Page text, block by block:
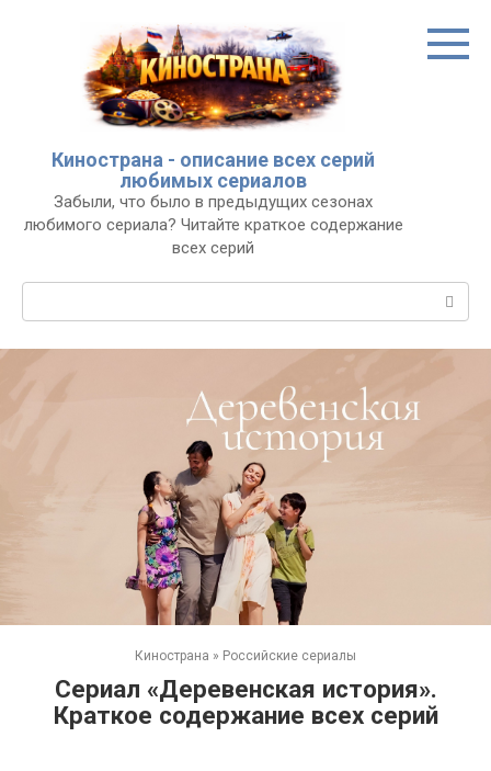
Кинострана - описание всех серий
любимых сериалов
Забыли, что было в предыдущих сезонах
любимого сериала? Читайте краткое содержание
всех серий
Кинострана » Российские сериалы
Сериал «Деревенская история».
Краткое содержание всех серий